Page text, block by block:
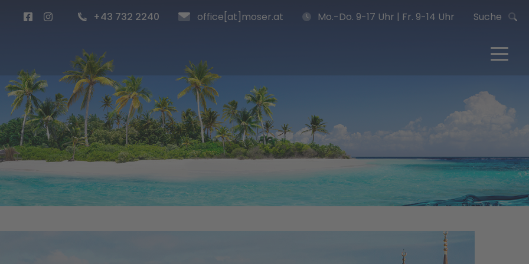
+43 732 2240 office[at]moser.at Mo.-Do. 9-17 Uhr | Fr. 9-14 Uhr Suche